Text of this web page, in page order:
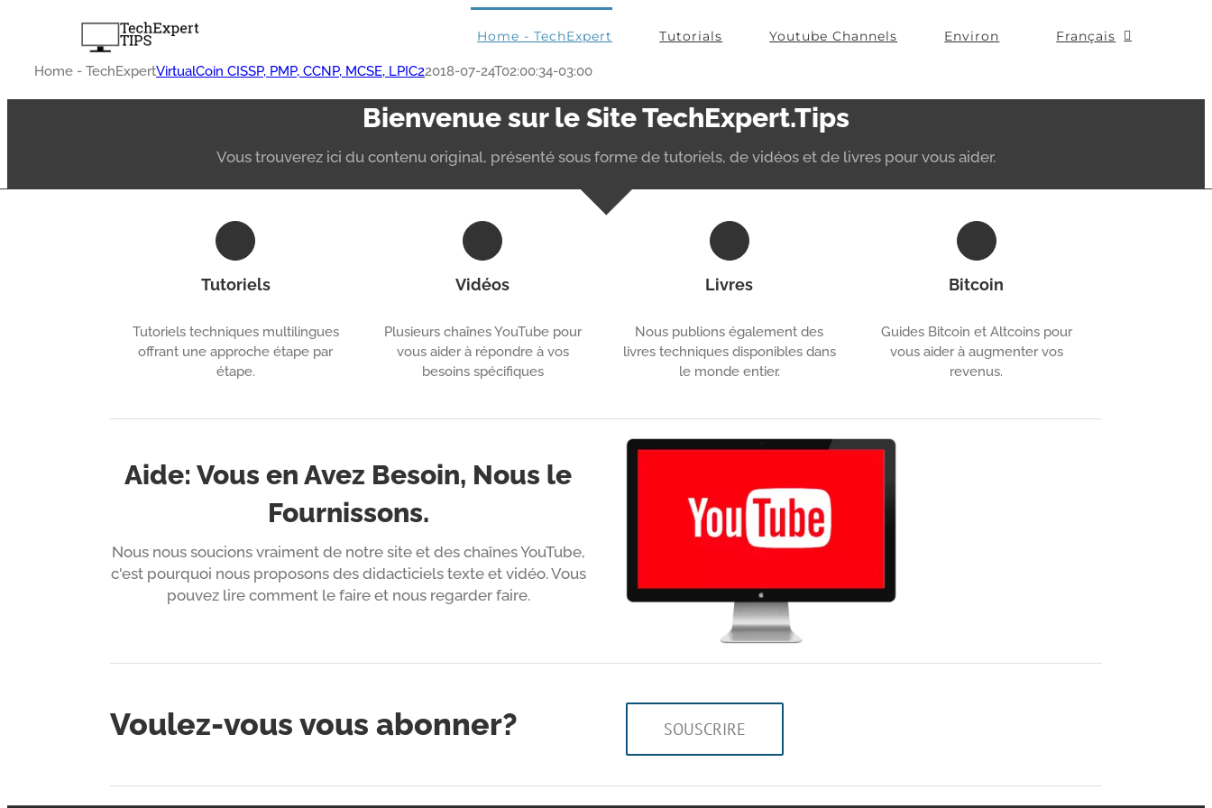
Home - TechExpert Tutorials Youtube Channels Environ Français
Home - TechExpertVirtualCoin CISSP, PMP, CCNP, MCSE, LPIC22018-07-24T02:00:34-03:00
Bienvenue sur le Site TechExpert.Tips
Vous trouverez ici du contenu original, présenté sous forme de tutoriels, de vidéos et de livres pour vous aider.
Tutoriels
Tutoriels techniques multilingues
offrant une approche étape par
étape.
Vidéos
Plusieurs chaînes YouTube pour
vous aider à répondre à vos
besoins spécifiques
Livres
Nous publions également des
livres techniques disponibles dans
le monde entier.
Bitcoin
Guides Bitcoin et Altcoins pour
vous aider à augmenter vos
revenus.
Aide: Vous en Avez Besoin, Nous le
Fournissons.
Nous nous soucions vraiment de notre site et des chaînes YouTube,
c'est pourquoi nous proposons des didacticiels texte et vidéo. Vous
pouvez lire comment le faire et nous regarder faire.
Voulez-vous vous abonner? SOUSCRIRE